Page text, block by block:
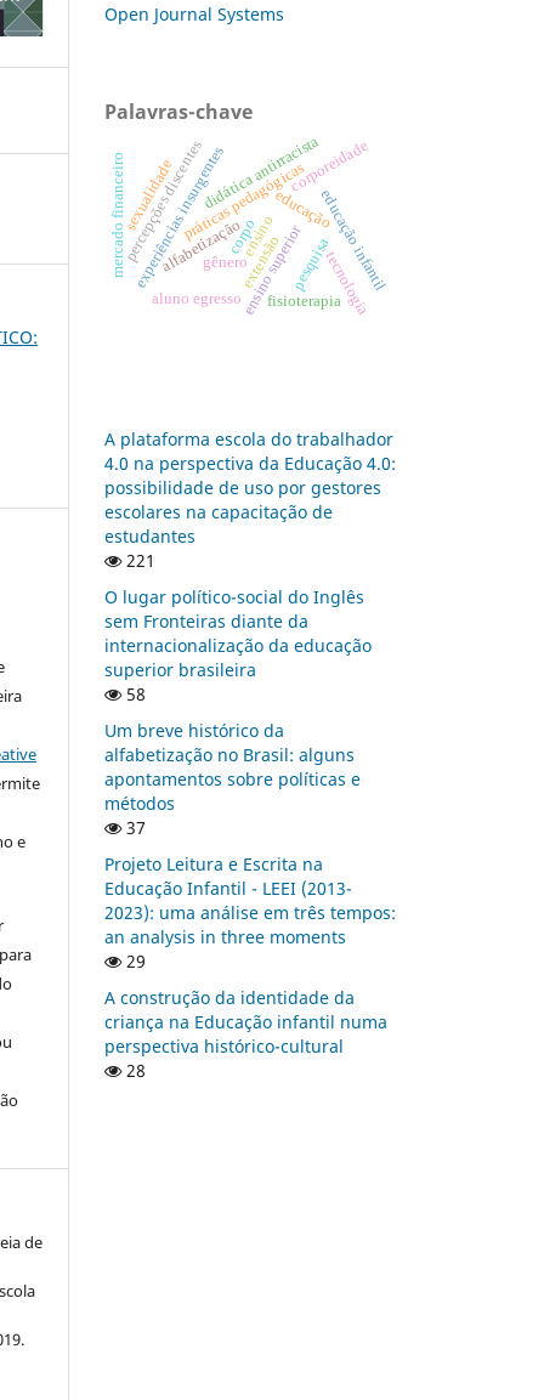
e
de
Open Journal Systems
Palavras-chave
educação
corpoensino pesquisa
extensão
práticas pedagógicas
didática antirracista
experiências insurgentes educação infantil
percepções discentes
ensino superior
aluno egresso fisioterapia
alfabetização
gênero
sexualidade corporeidade
tecnologia
mercado financeiro
A plataforma escola do trabalhador
4.0 na perspectiva da Educação 4.0:
possibilidade de uso por gestores
escolares na capacitação de
estudantes
221
O lugar político-social do Inglês
sem Fronteiras diante da
internacionalização da educação
superior brasileira
58
Um breve histórico da
alfabetização no Brasil: alguns
apontamentos sobre políticas e
métodos
37
Projeto Leitura e Escrita na
Educação Infantil - LEEI (2013-
2023): uma análise em três tempos:
an analysis in three moments
29
A construção da identidade da
criança na Educação infantil numa
perspectiva histórico-cultural
28